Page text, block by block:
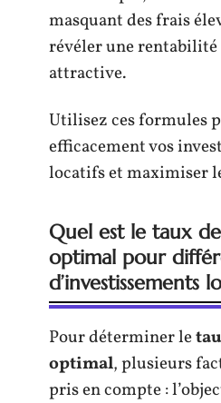
masquant des frais
révéler une
attractive.
Utilisez ces formules
efficacement vos
locatifs et maximiser
Quel est le taux
optimal pour
d’investissements
Pour déterminer le
optimal, plusieurs
pris en compte :